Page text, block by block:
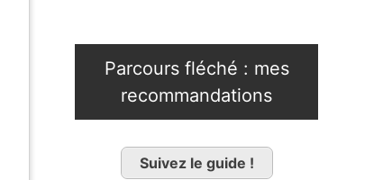
Parcours fléché : mes
recommandations
Suivez le guide !